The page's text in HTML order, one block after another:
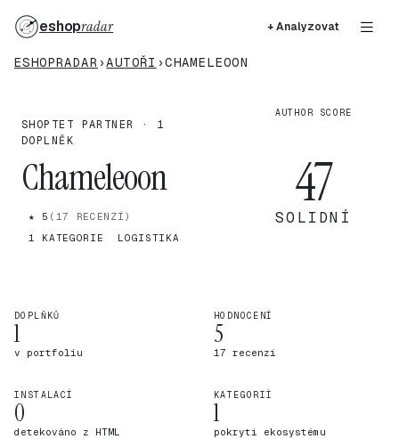
eshopradar + Analyzovat
ESHOPRADAR ›AUTOŘI ›CHAMELEOON
SHOPTET PARTNER · 1
DOPLNĚK
Chameleoon
★ 5 (17 RECENZÍ)
1 KATEGORIE
LOGISTIKA
AUTHOR SCORE
47
SOLIDNÍ
DOPLŇKŮ
1
v portfoliu
HODNOCENÍ
5
17 recenzí
INSTALACÍ
0
detekováno z HTML
KATEGORIÍ
1
pokrytí ekosystému